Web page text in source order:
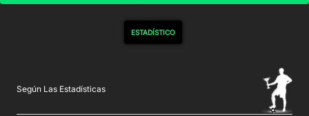
ESTADÍSTICO
Según Las Estadísticas